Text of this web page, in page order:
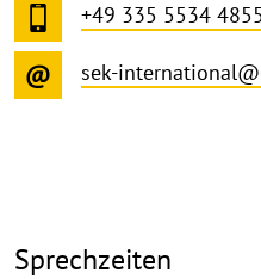
+49 335 5534
sek-
Sprechzeiten